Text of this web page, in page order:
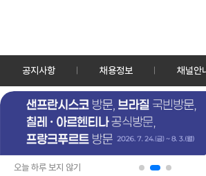
오늘 하루 보지 않기
공지사항 채용정보 채널안
30128 세종특별자치시 정부2청사로 13 한국
TEL: 044-204-8000
Copyrightⓒ KTV 국민방송 All